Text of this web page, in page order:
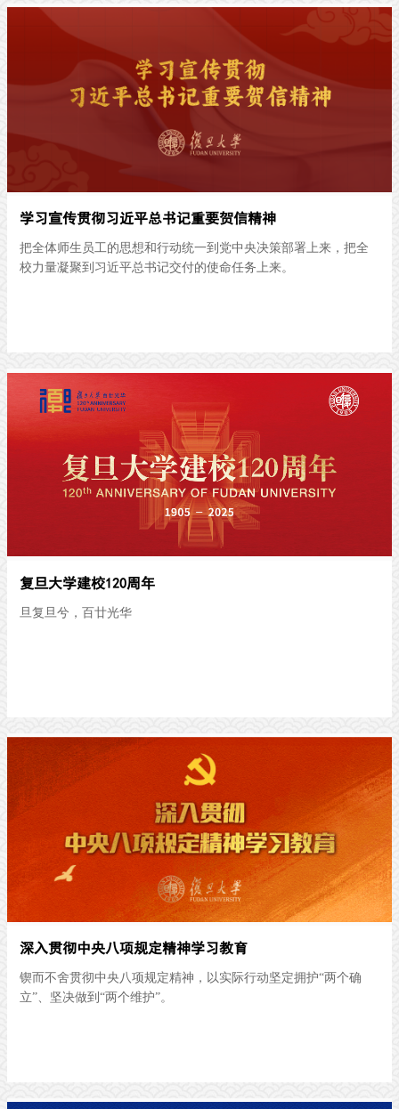
学习宣传贯彻习近平总书记重要贺信精神
把全体师生员工的思想和行动统一到党中央决策部署上来，把全
校力量凝聚到习近平总书记交付的使命任务上来。
复旦大学建校120周年
旦复旦兮，百廿光华
深入贯彻中央八项规定精神学习教育
锲而不舍贯彻中央八项规定精神，以实际行动坚定拥护“两个确
立”、坚决做到“两个维护”。